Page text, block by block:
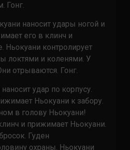
Гонг.
наносит удары ногой и
его в клинч и
Ньокуани контролирует
локтями и коленями. У
отрываются. Гонг.
удар по корпусу.
Ньокуани к забору.
в голову Ньокуани!
и прижимает Ньокуани.
Гуден
охраны. Ньокуани